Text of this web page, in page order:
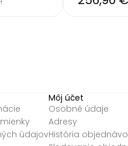
údajov
Môj účet
Osobné údaje
Adresy
História